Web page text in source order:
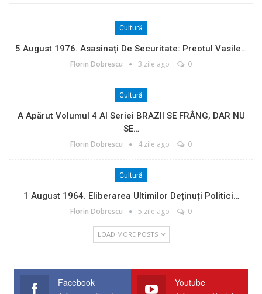
Cultură
5 August 1976. Asasinați De Securitate: Preotul Vasile…
Florin Dobrescu 3 zile ago 0
Cultură
A Apărut Volumul 4 Al Seriei BRAZII SE FRÂNG, DAR NU
SE…
Florin Dobrescu 4 zile ago 0
Cultură
1 August 1964. Eliberarea Ultimilor Deținuți Politici…
Florin Dobrescu 5 zile ago 0
LOAD MORE POSTS
Facebook Youtube